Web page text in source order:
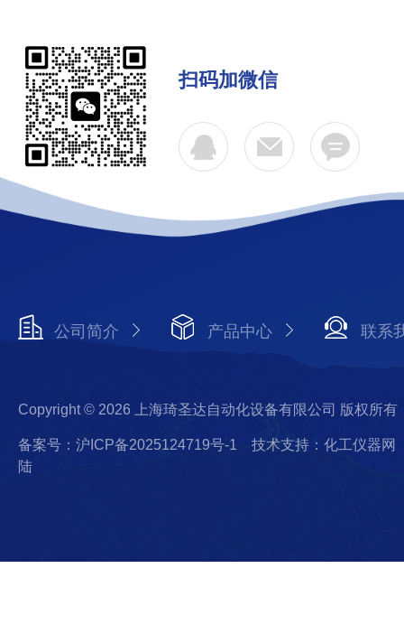
扫码加微信
公司简介 产品中心 联系
Copyright © 2026 上海琦圣达自动化设备有限公司 版权所有
备案号：沪ICP备2025124719号-1
技术支持：化工仪器网
陆